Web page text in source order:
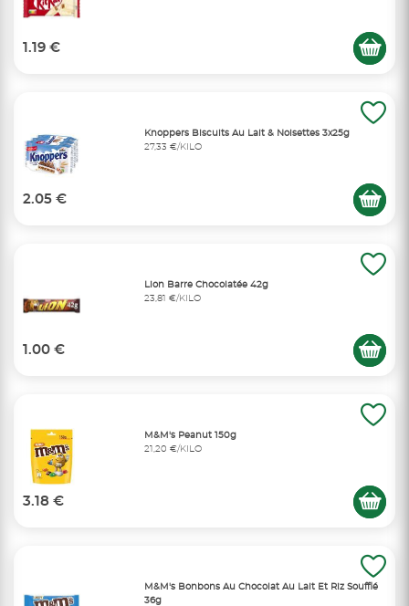
1.19 €
Knoppers Biscuits Au Lait & Noisettes 3x25g
27,33 €/KILO
2.05 €
Lion Barre Chocolatée 42g
23,81 €/KILO
1.00 €
M&M's Peanut 150g
21,20 €/KILO
3.18 €
M&M's Bonbons Au Chocolat Au Lait Et Riz Soufflé
36g